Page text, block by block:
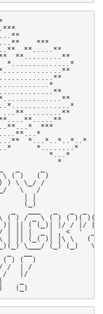
***
**.....**
**.........**
*..............*
***
*...*..*..*..*
*........*
*...*
*
_     _
\ ( )   ( )
) \ \_/ /
\   /
| |
(_)
_   ___   _   _  _
( ) / _ \ ( ) ( )( )(
|| ( (_)| |/ / |/ |
| || |  _ | , <  '
|| (_( )| |\ \   (
\___/ (_) (_)
__
) (  )
/  | /
/   |/
_
(_)